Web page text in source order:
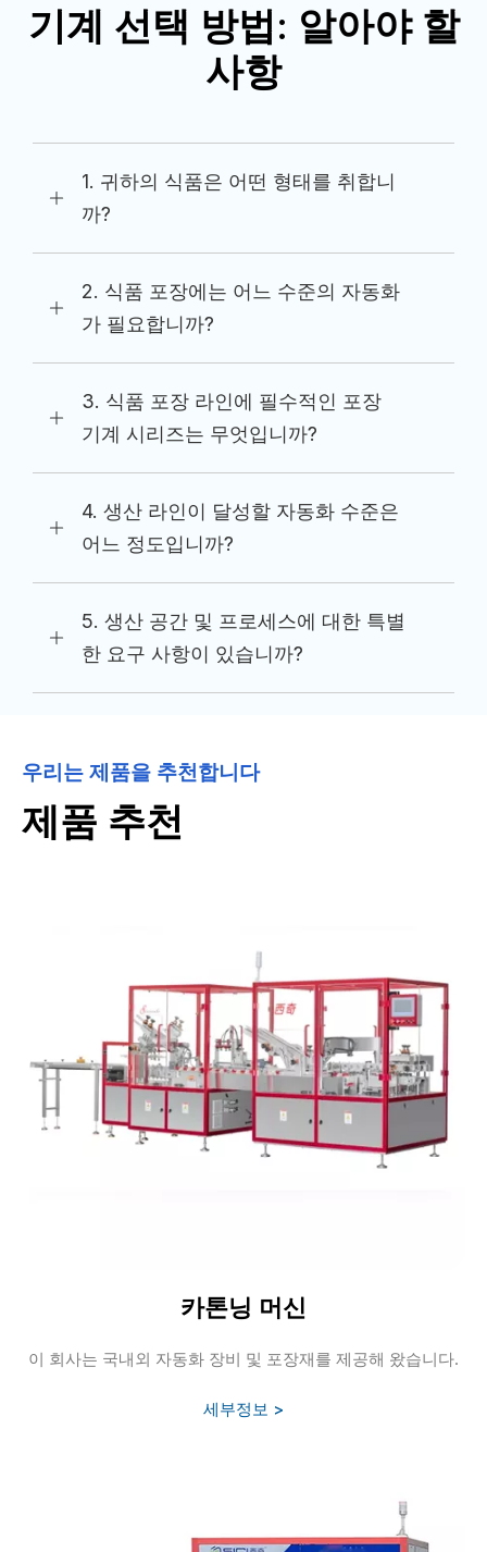
기계 선택 방법: 알아야 할
사항
1. 귀하의 식품은 어떤 형태를 취합니
까?
2. 식품 포장에는 어느 수준의 자동화
가 필요합니까?
3. 식품 포장 라인에 필수적인 포장
기계 시리즈는 무엇입니까?
4. 생산 라인이 달성할 자동화 수준은
어느 정도입니까?
5. 생산 공간 및 프로세스에 대한 특별
한 요구 사항이 있습니까?
우리는 제품을 추천합니다
제품 추천
카톤닝 머신
이 회사는 국내외 자동화 장비 및 포장재를 제공해 왔습니다.
세부정보 >